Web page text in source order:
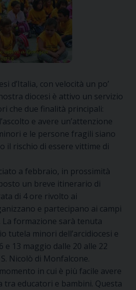
d’Italia, con velocità un po’
diocesi è attivo un servizio
che due finalità principali:
e avere un’attenzione
e le persone fragili siano
il rischio di essere vittime di
a febbraio, in prossimità
un breve itinerario di
di 4 ore rivolto ai
e partecipano ai campi
formazione sarà tenuta
tutela minori dell’arcidiocesi e
e 13 maggio dalle 20 alle 22
Nicolò di Monfalcone.
in cui è più facile avere
tra educatori e bambini. Questa